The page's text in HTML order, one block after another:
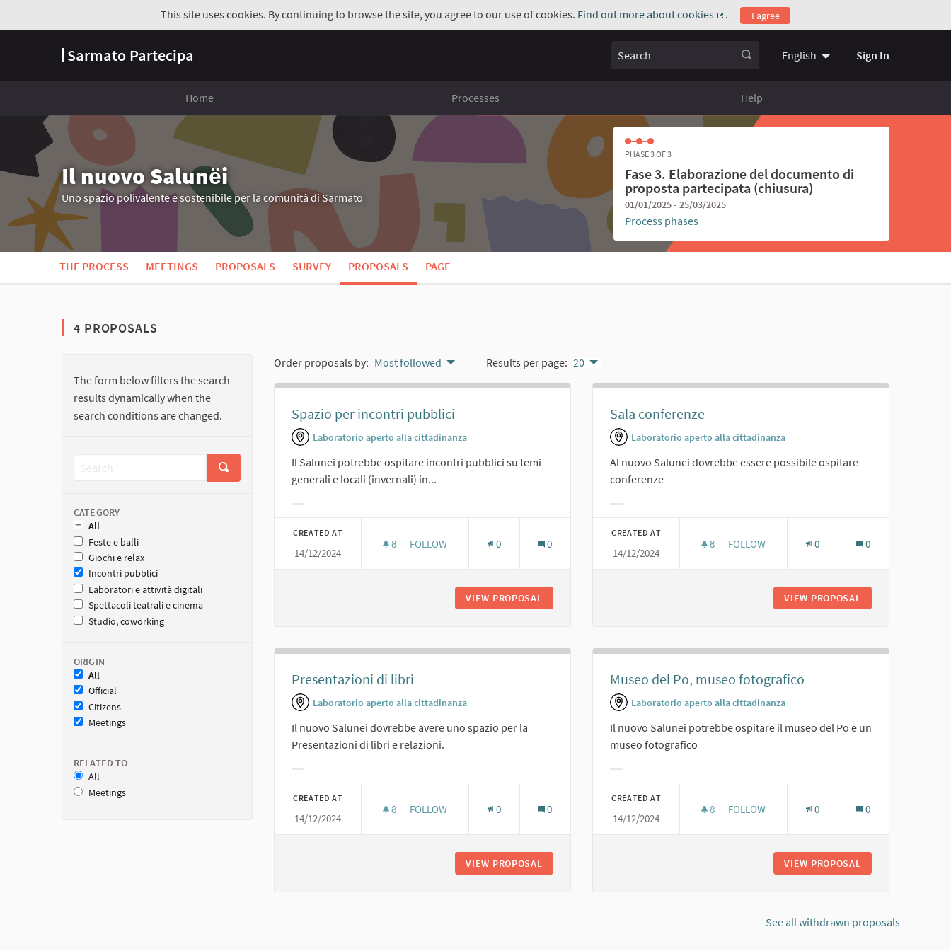
This site uses cookies. By continuing to browse the site, you agree to our use of cookies. Find out more about cookies
(External link)
. I agree
Sarmato Partecipa Search English Choose language
Sign In
Home Processes Help
Il nuovo Salunёi
Uno spazio polivalente e sostenibile per la comunità di Sarmato
PHASE 3 OF 3
Fase 3. Elaborazione del documento di
proposta partecipata (chiusura)
01/01/2025 - 25/03/2025
Process phases
THE PROCESS MEETINGS PROPOSALS SURVEY PROPOSALS PAGE
4 PROPOSALS
The form below filters the search
results dynamically when the
search conditions are changed.
CATEGORY
All
Feste e balli
Giochi e relax
Incontri pubblici
Laboratori e attività digitali
Spettacoli teatrali e cinema
Studio, coworking
ORIGIN
All
Official
Citizens
Meetings
RELATED TO
All
Meetings
Order proposals by: Most followed Results per page: 20
Spazio per incontri pubblici
Laboratorio aperto alla cittadinanza
Il Salunei potrebbe ospitare incontri pubblici su temi
generali e locali (invernali) in...
CREATED AT
14/12/2024
8 8 FOLLOWERS
FOLLOW 0 0
VIEW PROPOSAL
Sala conferenze
Laboratorio aperto alla cittadinanza
Al nuovo Salunei dovrebbe essere possibile ospitare
conferenze
CREATED AT
14/12/2024
8 8 FOLLOWERS
FOLLOW 0 0
VIEW PROPOSAL
Presentazioni di libri
Laboratorio aperto alla cittadinanza
Il nuovo Salunei dovrebbe avere uno spazio per la
Presentazioni di libri e relazioni.
CREATED AT
14/12/2024
8 8 FOLLOWERS
FOLLOW 0 0
VIEW PROPOSAL
Museo del Po, museo fotografico
Laboratorio aperto alla cittadinanza
Il nuovo Salunei potrebbe ospitare il museo del Po e un
museo fotografico
CREATED AT
14/12/2024
8 8 FOLLOWERS
FOLLOW 0 0
VIEW PROPOSAL
See all withdrawn proposals